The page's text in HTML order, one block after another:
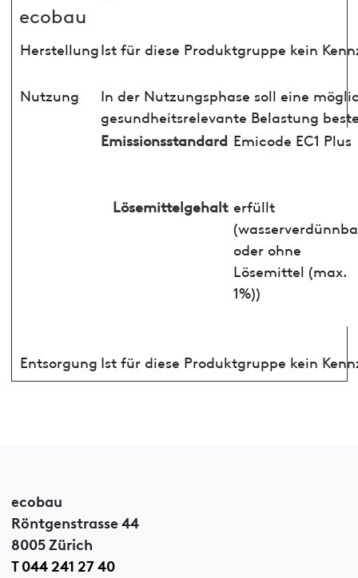
ecobau
HerstellungIst für diese Produktgruppe kein
Nutzung
In der Nutzungsphase soll eine
gesundheitsrelevante Belastung
Emissionsstandard Emicode EC1 Plus
Lösemittelgehalt erfüllt
oder ohne
Lösemittel (max.
1%))
Entsorgung Ist für diese Produktgruppe kein
ecobau
Röntgenstrasse 44
8005 Zürich
T 044 241 27 40